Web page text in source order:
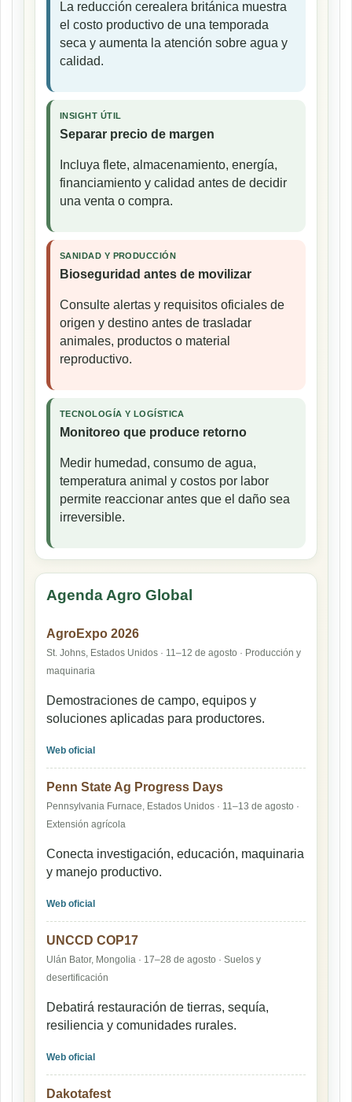
La reducción cerealera británica muestra
el costo productivo de una temporada
seca y aumenta la atención sobre agua y
calidad.
INSIGHT ÚTIL
Separar precio de margen
Incluya flete, almacenamiento, energía,
financiamiento y calidad antes de decidir
una venta o compra.
SANIDAD Y PRODUCCIÓN
Bioseguridad antes de movilizar
Consulte alertas y requisitos oficiales de
origen y destino antes de trasladar
animales, productos o material
reproductivo.
TECNOLOGÍA Y LOGÍSTICA
Monitoreo que produce retorno
Medir humedad, consumo de agua,
temperatura animal y costos por labor
permite reaccionar antes que el daño sea
irreversible.
Agenda Agro Global
AgroExpo 2026
St. Johns, Estados Unidos · 11–12 de agosto · Producción y
maquinaria
Demostraciones de campo, equipos y
soluciones aplicadas para productores.
Web oficial
Penn State Ag Progress Days
Pennsylvania Furnace, Estados Unidos · 11–13 de agosto ·
Extensión agrícola
Conecta investigación, educación, maquinaria
y manejo productivo.
Web oficial
UNCCD COP17
Ulán Bator, Mongolia · 17–28 de agosto · Suelos y
desertificación
Debatirá restauración de tierras, sequía,
resiliencia y comunidades rurales.
Web oficial
Dakotafest